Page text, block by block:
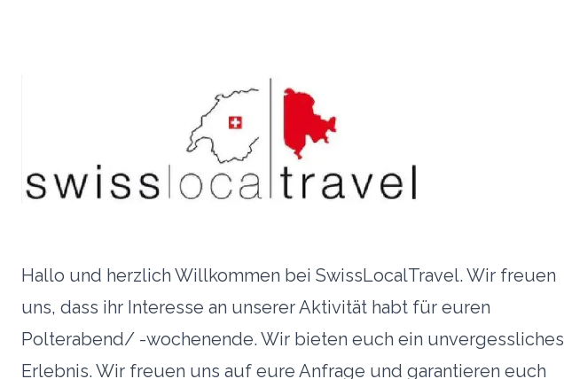
Hallo und herzlich Willkommen bei SwissLocalTravel. Wir freuen
uns, dass ihr Interesse an unserer Aktivität habt für euren
Polterabend/ -wochenende. Wir bieten euch ein unvergessliches
Erlebnis. Wir freuen uns auf eure Anfrage und garantieren euch